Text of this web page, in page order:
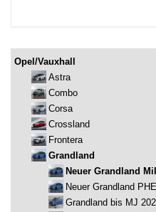
Opel/Vauxhall
Astra
Combo
Corsa
Crossland
Frontera
Grandland
Neuer Grandland
Neuer Grandland
Grandland bis MJ